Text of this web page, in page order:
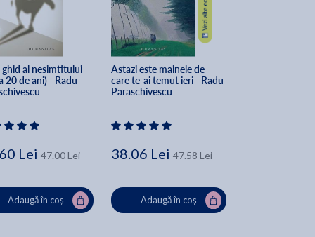
al nesimtitului
20 de ani) - Radu
Lei 47.00 Lei
Adaugă în coș
Astazi este mainele de
care te-ai temut ieri - Radu
Paraschivescu
38.06 Lei 47.58 Lei
Adaugă în coș